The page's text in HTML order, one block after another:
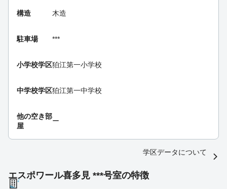
構造 木造
駐車場 ***
小学校学区狛江第一小学校
中学校学区狛江第一中学校
他の空き部
屋
ー
学区データについて
エスポワール喜多見 ***号室の特徴